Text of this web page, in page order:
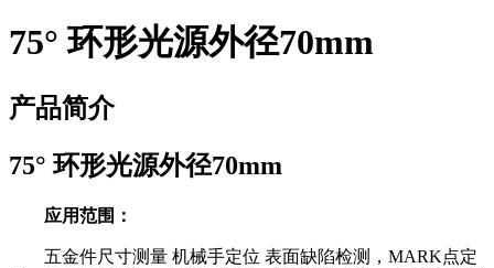
75° 环形光源外径70mm
产品简介
75° 环形光源外径70mm
应用范围：
五金件尺寸测量 机械手定位 表面缺陷检测，MARK点定